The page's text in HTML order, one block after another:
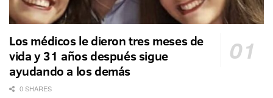
Los médicos le dieron tres meses de
vida y 31 años después sigue
ayudando a los demás
0 SHARES